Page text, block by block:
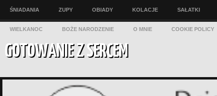
ŚNIADANIA ZUPY OBIADY KOLACJE SAŁATKI
WIELKANOC BOŻE NARODZENIE O MNIE COOKIE POLICY
GOTOWANIE Z SERCEM